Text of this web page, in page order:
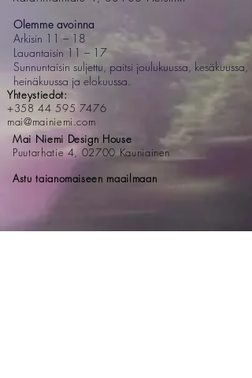
Olemme avoinna
Arkisin 11 – 18
Lauantaisin 11 – 17
Sunnuntaisin suljettu, paitsi joulukuussa, kesäkuussa,
heinäkuussa ja elokuussa.
Yhteystiedot:
+358 44 595 7476
mai@mainiemi.com
Mai Niemi Design House
Puutarhatie 4, 02700 Kauniainen
Astu taianomaiseen maailmaan